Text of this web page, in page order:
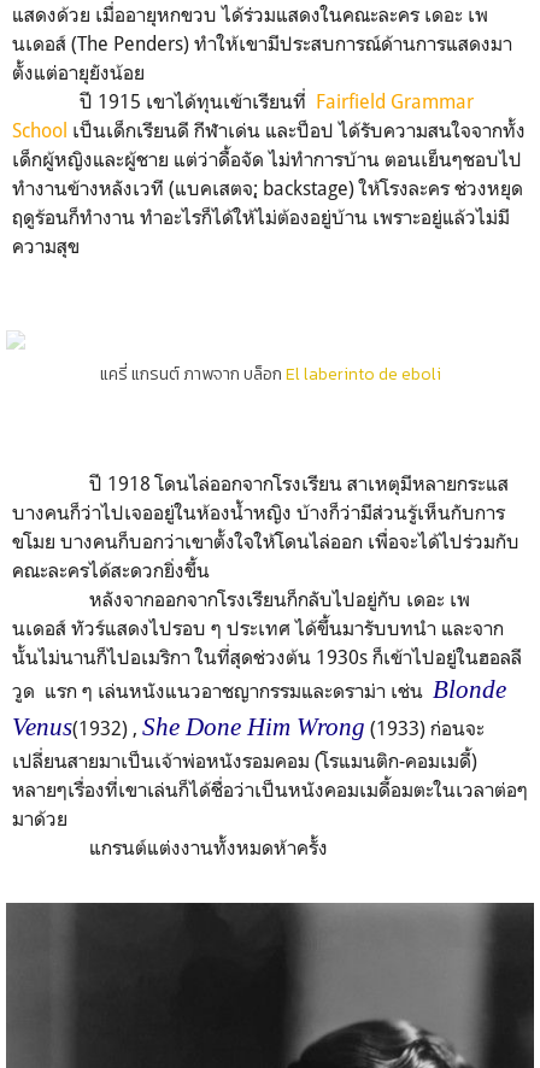
แสดงด้วย เมื่ออายุหกขวบ ได้ร่วมแสดงในคณะละคร เดอะ เพ
นเดอส์ (The Penders) ทำให้เขามีประสบการณ์ด้านการแสดงมา
ตั้งแต่อายุยังน้อย
ปี 1915 เขาได้ทุนเข้าเรียนที่ Fairfield Grammar
School เป็นเด็กเรียนดี กีฬาเด่น และป็อป ได้รับความสนใจจากทั้ง
เด็กผู้หญิงและผู้ชาย แต่ว่าดื้อจัด ไม่ทำการบ้าน ตอนเย็นๆชอบไป
ทำงานข้างหลังเวที (แบคเสตจ;ฺ backstage) ให้โรงละคร ช่วงหยุด
ฤดูร้อนก็ทำงาน ทำอะไรก็ได้ให้ไม่ต้องอยู่บ้าน เพราะอยู่แล้วไม่มี
ความสุข
แครี่ แกรนต์ ภาพจาก บล็อกEl laberinto de eboli
ปี 1918 โดนไล่ออกจากโรงเรียน สาเหตุมีหลายกระแส
บางคนก็ว่าไปเจออยู่ในห้องน้ำหญิง บ้างก็ว่ามีส่วนรู้เห็นกับการ
ขโมย บางคนก็บอกว่าเขาตั้งใจให้โดนไล่ออก เพื่อจะได้ไปร่วมกับ
คณะละครได้สะดวกยิ่งขึ้น
หลังจากออกจากโรงเรียนก็กลับไปอยู่กับ เดอะ เพ
นเดอส์ ทัวร์แสดงไปรอบ ๆ ประเทศ ได้ขึ้นมารับบทนำ และจาก
นั้นไม่นานก็ไปอเมริกา ในที่สุดช่วงต้น 1930s ก็เข้าไปอยู่ในฮอลลี
วูด แรก ๆ เล่นหนังแนวอาชญากรรมและดราม่า เช่น Blonde
Venus(1932) , She Done Him Wrong (1933) ก่อนจะ
เปลี่ยนสายมาเป็นเจ้าพ่อหนังรอมคอม (โรแมนติก-คอมเมดี้)
หลายๆเรื่องที่เขาเล่นก็ได้ชื่อว่าเป็นหนังคอมเมดี้อมตะในเวลาต่อๆ
มาด้วย
แกรนต์แต่งงานทั้งหมดห้าครั้ง